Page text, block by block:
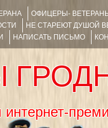
ОФИЦЕРЫ-
НЕ СТАРЕЮТ ДУШОЙ
НАПИСАТЬ ПИСЬМО